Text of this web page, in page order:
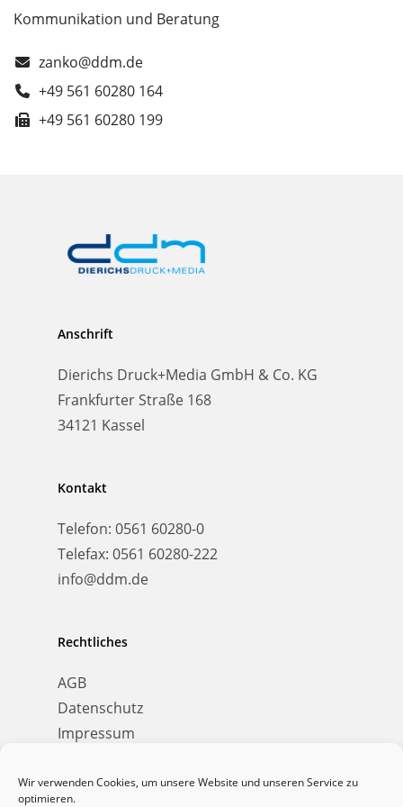
Wir verwenden Cookies, um unsere Website und unseren Service zu
optimieren.
Kommunikation und Beratung
zanko@ddm.de
+49 561 60280 164
+49 561 60280 199
Anschrift
Dierichs Druck+Media GmbH & Co. KG
Frankfurter Straße 168
34121 Kassel
Kontakt
Telefon: 0561 60280-0
Telefax: 0561 60280-222
info@ddm.de
Rechtliches
AGB
Datenschutz
Impressum